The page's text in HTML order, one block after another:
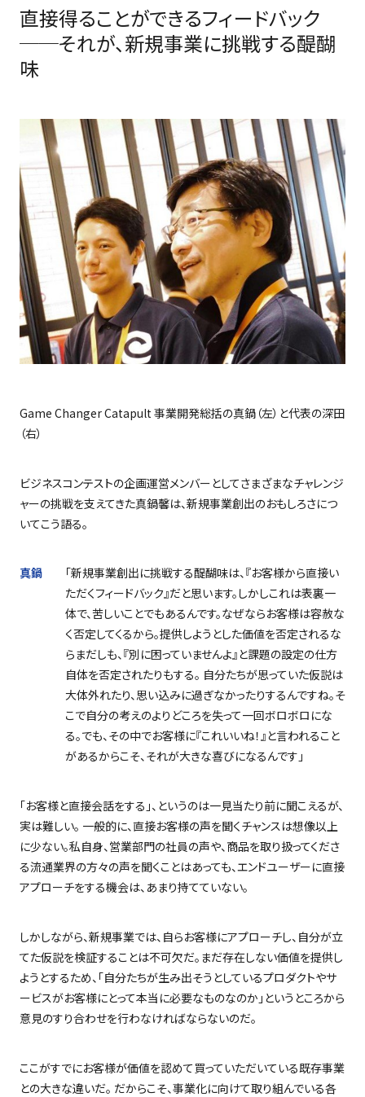
直接得ることができるフィードバック
──それが、新規事業に挑戦する醍醐
味
Game Changer Catapult 事業開発総括の真鍋（左）と代表の深田
（右）
ビジネスコンテストの企画運営メンバーとしてさまざまなチャレンジ
ャーの挑戦を支えてきた真鍋馨は、新規事業創出のおもしろさにつ
いてこう語る。
真鍋
「新規事業創出に挑戦する醍醐味は、『お客様から直接い
ただくフィードバック』だと思います。しかしこれは表裏一
体で、苦しいことでもあるんです。なぜならお客様は容赦な
く否定してくるから。提供しようとした価値を否定されるな
らまだしも、『別に困っていませんよ』と課題の設定の仕方
自体を否定されたりもする。 自分たちが思っていた仮説は
大体外れたり、思い込みに過ぎなかったりするんですね。そ
こで自分の考えのよりどころを失って一回ボロボロにな
る。でも、その中でお客様に『これいいね！』と言われること
があるからこそ、それが大きな喜びになるんです」
「お客様と直接会話をする」、というのは一見当たり前に聞こえるが、
実は難しい。 一般的に、直接お客様の声を聞くチャンスは想像以上
に少ない。私自身、営業部門の社員の声や、商品を取り扱ってくださ
る流通業界の方々の声を聞くことはあっても、エンドユーザーに直接
アプローチをする機会は、あまり持てていない。
しかしながら、新規事業では、自らお客様にアプローチし、自分が立
てた仮説を検証することは不可欠だ。まだ存在しない価値を提供し
ようとするため、「自分たちが生み出そうとしているプロダクトやサ
ービスがお客様にとって本当に必要なものなのか」というところから
意見のすり合わせを行わなければならないのだ。
ここがすでにお客様が価値を認めて買っていただいている既存事業
との大きな違いだ。 だからこそ、事業化に向けて取り組んでいる各